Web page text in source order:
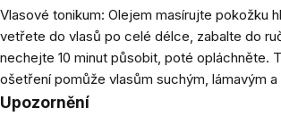
Vlasové tonikum: Olejem masírujte pokožku
vetřete do vlasů po celé délce, zabalte do
nechejte 10 minut působit, poté opláchněte.
ošetření pomůže vlasům suchým, lámavým a
Upozornění